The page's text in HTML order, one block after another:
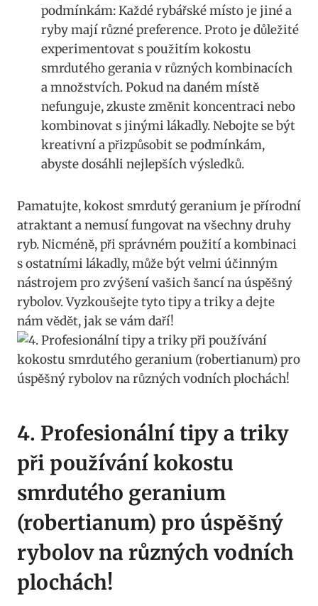
podmínkám: Každé rybářské místo je ‌jiné a
ryby mají‍ různé preference. Proto je důležité
experimentovat ​s použitím kokostu⁤
smrdutého gerania v různých kombinacích
a‌ množstvích. Pokud ⁢na‍ daném ⁢místě
nefunguje, zkuste změnit koncentraci nebo
kombinovat s jinými lákadly. Nebojte se být
⁣kreativní a přizpůsobit se‌ podmínkám,
abyste dosáhli ​nejlepších výsledků.
Pamatujte, ⁤kokost smrdutý geranium je přírodní
atraktant a ‍nemusí fungovat na všechny ⁤druhy
ryb. Nicméně, při ​správném použití a⁣ kombinaci
s ⁢ostatními lákadly, může být velmi‌ účinným
‌nástrojem pro⁣ zvýšení vašich šancí ​na úspěšný
rybolov. ⁤Vyzkoušejte tyto ⁤tipy a ‌triky⁤ a dejte
nám vědět, jak⁣ se vám daří!
4. Profesionální tipy a⁢ triky
při používání kokostu
smrdutého geranium
(robertianum) pro úspěšný
rybolov na různých vodních
plochách!